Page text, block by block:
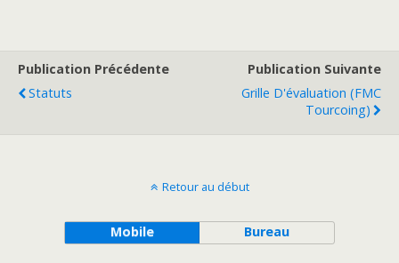
Publication Précédente
Statuts
Publication Suivante
Grille D'évaluation (FMC
Tourcoing)
Retour au début
Mobile Bureau